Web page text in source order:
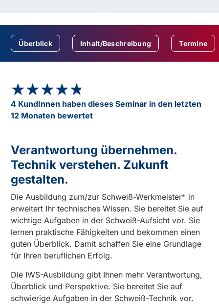
Überblick Inhalt/Beschreibung Termine
★★★★★
★★★★★
4 KundInnen haben dieses Seminar in den letzten
12 Monaten bewertet
Verantwortung übernehmen.
Technik verstehen. Zukunft
gestalten.
Die Ausbildung zum/zur Schweiß-Werkmeister* in
erweitert Ihr technisches Wissen. Sie bereitet Sie auf
wichtige Aufgaben in der Schweiß-Aufsicht vor. Sie
lernen praktische Fähigkeiten und bekommen einen
guten Überblick. Damit schaffen Sie eine Grundlage
für Ihren beruflichen Erfolg.
Die IWS-Ausbildung gibt Ihnen mehr Verantwortung,
Überblick und Perspektive. Sie bereitet Sie auf
schwierige Aufgaben in der Schweiß-Technik vor.